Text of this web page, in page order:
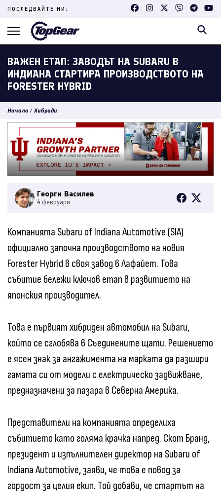
Skip
content
ПОСЛЕДВАЙТЕ НИ:
ВАЖЕН ЕТАП: ЗАВОДЪТ НА SUBARU В
ИНДИАНА СТАРТИРА ПРОИЗВОДСТВОТО НА
FORESTER HYBRID
Начало / Хибриди
Георги Василев
4 февруари
Компанията Subaru of Indiana Automotive (SIA)
официално започна производството на новия
Forester Hybrid в своя завод в Лафайет. Това
събитие бележи ключов етап в развитието на
японския производител.
Това е първият хибриден автомобил на Subaru,
който се сглобява в Съединените щати. Решението
е ясен знак за ангажимента на марката да разшири
гамата си от модели с електрическо задвижване,
предназначени за пазара в Северна Америка.
Представители на компанията определиха
събитието като голяма крачка напред. Скот Бранд,
президент и изпълнителен директор на Subaru of
Indiana Automotive, заяви, че това е повод за
гордост за целия екип. Той добави, че стартът на